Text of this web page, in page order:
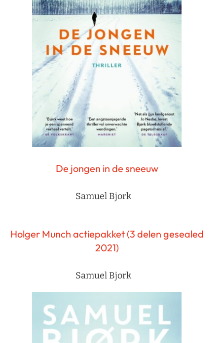
De jongen in de sneeuw
Samuel Bjork
Holger Munch actiepakket (3 delen gesealed
2021)
Samuel Bjork